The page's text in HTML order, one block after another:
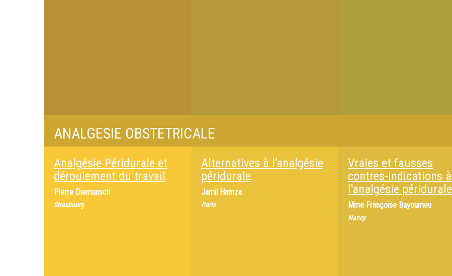
ANALGESIE OBSTETRICALE
Analgésie Péridurale et
déroulement du travail
Pierre Diemunsch
Strasbourg
Alternatives à l'analgésie
péridurale
Jamil Hamza
Paris
Vraies et fausses
contres-indications à
l'analgésie péridurale
Mme Françoise Bayoumeu
Nancy